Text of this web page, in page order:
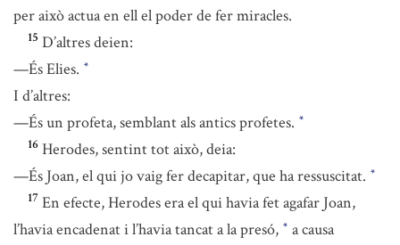
per això actua en ell el poder de fer miracles.
15 D’altres deien:
—És Elies. *
I d’altres:
—És un profeta, semblant als antics profetes. *
16 Herodes, sentint tot això, deia:
—És Joan, el qui jo vaig fer decapitar, que ha ressuscitat. *
17 En efecte, Herodes era el qui havia fet agafar Joan,
l’havia encadenat i l’havia tancat a la presó, * a causa